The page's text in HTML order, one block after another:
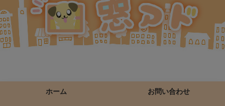
ホーム お問い合わせ